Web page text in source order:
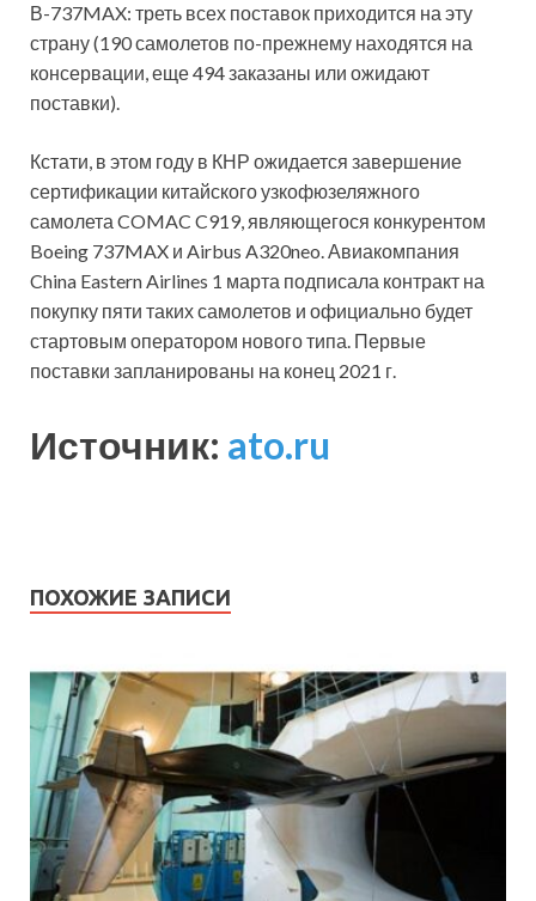
В-737MAX: треть всех поставок приходится на эту
страну (190 самолетов по-прежнему находятся на
консервации, еще 494 заказаны или ожидают
поставки).
Кстати, в этом году в КНР ожидается завершение
сертификации китайского узкофюзеляжного
самолета COMAC C919, являющегося конкурентом
Boeing 737MAX и Airbus A320neo. Авиакомпания
China Eastern Airlines 1 марта подписала контракт на
покупку пяти таких самолетов и официально будет
стартовым оператором нового типа. Первые
поставки запланированы на конец 2021 г.
Источник: ato.ru
ПОХОЖИЕ ЗАПИСИ